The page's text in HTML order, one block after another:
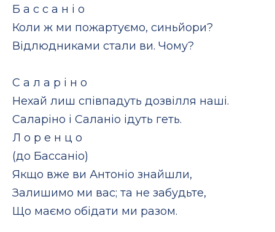
Б а с с а н і о
Коли ж ми пожартуємо, синьйори?
Відлюдниками стали ви. Чому?
С а л а р і н о
Нехай лиш співпадуть дозвілля наші.
Саларіно і Саланіо ідуть геть.
Л о р е н ц о
(до Бассаніо)
Якщо вже ви Антоніо знайшли,
Залишимо ми вас; та не забудьте,
Що маємо обідати ми разом.